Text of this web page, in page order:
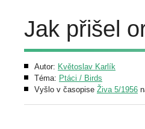
Jak přišel
Autor: Květoslav Karlík
Téma: Ptáci / Birds
Vyšlo v časopise Živa 5/1956